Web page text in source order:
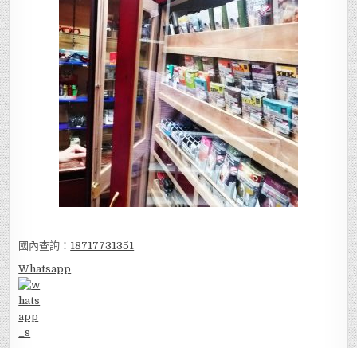
國內查詢： 18717731351
Whatsapp